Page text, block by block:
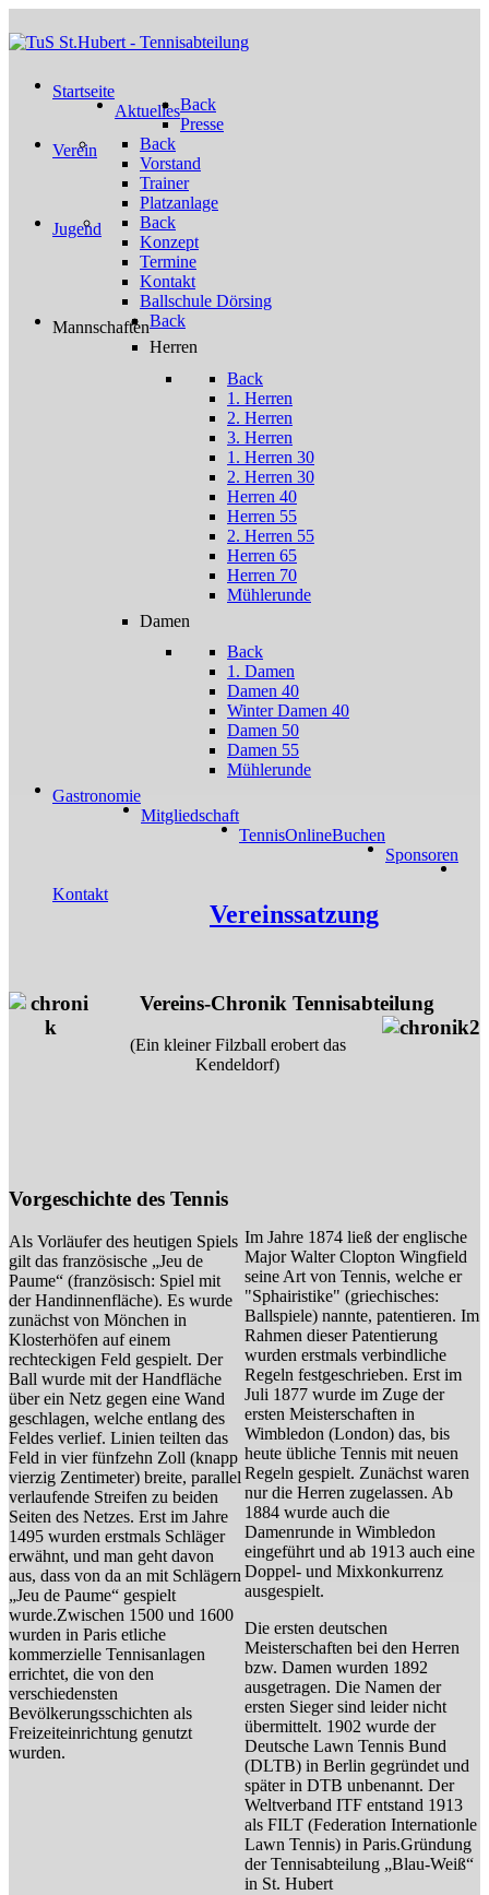
Startseite
AktuellesBack
Presse
Verein
Back
Vorstand
Trainer
Platzanlage
Jugend
Back
Konzept
Termine
Kontakt
Ballschule Dörsing
MannschaftenBack
Herren
Back
1. Herren
2. Herren
3. Herren
1. Herren 30
2. Herren 30
Herren 40
Herren 55
2. Herren 55
Herren 65
Herren 70
Mühlerunde
Damen
Back
1. Damen
Damen 40
Winter Damen 40
Damen 50
Damen 55
Mühlerunde
Gastronomie
Mitgliedschaft
TennisOnlineBuchen
Sponsoren
Kontakt
Vereinssatzung
Vereins-Chronik Tennisabteilung
(Ein kleiner Filzball erobert das
Kendeldorf)
Vorgeschichte des Tennis
Als Vorläufer des heutigen Spiels
gilt das französische „Jeu de
Paume“ (französisch: Spiel mit
der Handinnenfläche). Es wurde
zunächst von Mönchen in
Klosterhöfen auf einem
rechteckigen Feld gespielt. Der
Ball wurde mit der Handfläche
über ein Netz gegen eine Wand
geschlagen, welche entlang des
Feldes verlief. Linien teilten das
Feld in vier fünfzehn Zoll (knapp
vierzig Zentimeter) breite, parallel
verlaufende Streifen zu beiden
Seiten des Netzes. Erst im Jahre
1495 wurden erstmals Schläger
erwähnt, und man geht davon
aus, dass von da an mit Schlägern
„Jeu de Paume“ gespielt
wurde.Zwischen 1500 und 1600
wurden in Paris etliche
kommerzielle Tennisanlagen
errichtet, die von den
verschiedensten
Bevölkerungsschichten als
Freizeiteinrichtung genutzt
wurden.
Im Jahre 1874 ließ der englische
Major Walter Clopton Wingfield
seine Art von Tennis, welche er
"Sphairistike" (griechisches:
Ballspiele) nannte, patentieren. Im
Rahmen dieser Patentierung
wurden erstmals verbindliche
Regeln festgeschrieben. Erst im
Juli 1877 wurde im Zuge der
ersten Meisterschaften in
Wimbledon (London) das, bis
heute übliche Tennis mit neuen
Regeln gespielt. Zunächst waren
nur die Herren zugelassen. Ab
1884 wurde auch die
Damenrunde in Wimbledon
eingeführt und ab 1913 auch eine
Doppel- und Mixkonkurrenz
ausgespielt.
Die ersten deutschen
Meisterschaften bei den Herren
bzw. Damen wurden 1892
ausgetragen. Die Namen der
ersten Sieger sind leider nicht
übermittelt. 1902 wurde der
Deutsche Lawn Tennis Bund
(DLTB) in Berlin gegründet und
später in DTB unbenannt. Der
Weltverband ITF entstand 1913
als FILT (Federation Internationle
Lawn Tennis) in Paris.Gründung
der Tennisabteilung „Blau-Weiß“
in St. Hubert